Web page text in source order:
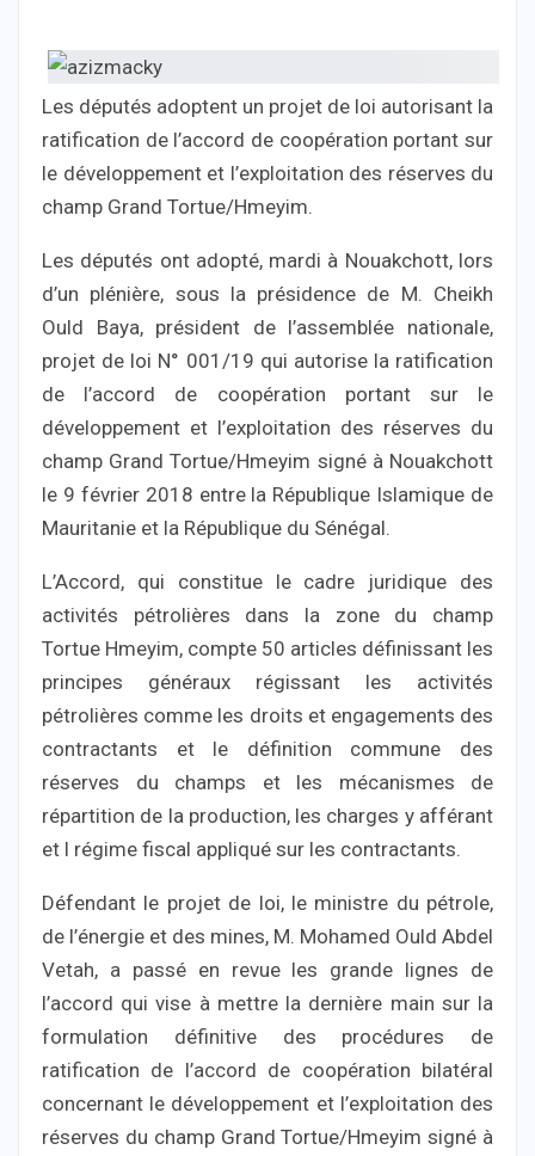
Les députés adoptent un projet de loi autorisant la
ratification de l’accord de coopération portant sur
le développement et l’exploitation des réserves du
champ Grand Tortue/Hmeyim.
Les députés ont adopté, mardi à Nouakchott, lors
d’un plénière, sous la présidence de M. Cheikh
Ould Baya, président de l’assemblée nationale,
projet de loi N° 001/19 qui autorise la ratification
de l’accord de coopération portant sur le
développement et l’exploitation des réserves du
champ Grand Tortue/Hmeyim signé à Nouakchott
le 9 février 2018 entre la République Islamique de
Mauritanie et la République du Sénégal.
L’Accord, qui constitue le cadre juridique des
activités pétrolières dans la zone du champ
Tortue Hmeyim, compte 50 articles définissant les
principes généraux régissant les activités
pétrolières comme les droits et engagements des
contractants et le définition commune des
réserves du champs et les mécanismes de
répartition de la production, les charges y afférant
et l régime fiscal appliqué sur les contractants.
Défendant le projet de loi, le ministre du pétrole,
de l’énergie et des mines, M. Mohamed Ould Abdel
Vetah, a passé en revue les grande lignes de
l’accord qui vise à mettre la dernière main sur la
formulation définitive des procédures de
ratification de l’accord de coopération bilatéral
concernant le développement et l’exploitation des
réserves du champ Grand Tortue/Hmeyim signé à